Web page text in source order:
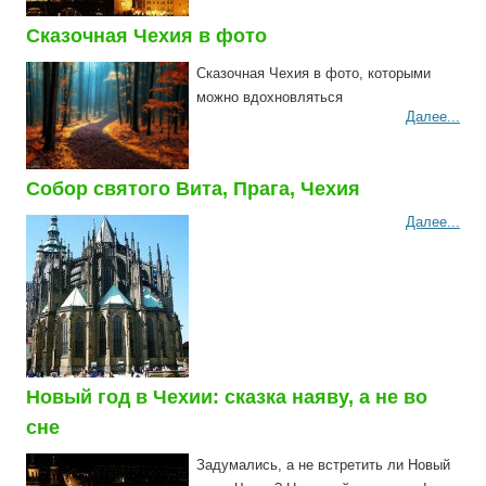
Сказочная Чехия в фото
Сказочная Чехия в фото, которыми
можно вдохновляться
Далее...
Собор святого Вита, Прага, Чехия
Далее...
Новый год в Чехии: сказка наяву, а не во
сне
Задумались, а не встретить ли Новый